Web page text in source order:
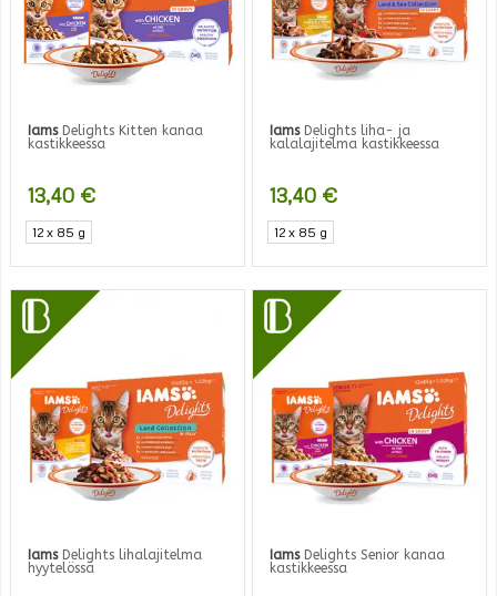
IamsDelights Kitten kanaa
kastikkeessa
13,40 €
12 x 85 g
IamsDelights liha- ja
kalalajitelma kastikkeessa
13,40 €
12 x 85 g
IamsDelights lihalajitelma
hyytelössä
IamsDelights Senior kanaa
kastikkeessa